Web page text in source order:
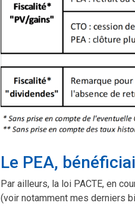
Le PEA,
Par ailleurs, la loi PACTE, en
(voir notamment mes derniers